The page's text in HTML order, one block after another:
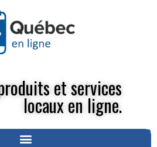
et services
locaux en ligne.